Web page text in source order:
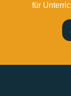
für